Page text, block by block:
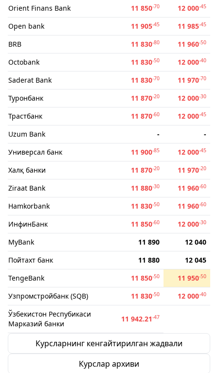
Orient Finans Bank 11 850-70 12 000-45
Open bank 11 905-45 11 985-45
BRB 11 830-80 11 960-50
Octobank 11 830-50 12 000-40
Saderat Bank 11 830-70 11 970-70
Туронбанк 11 870-20 12 000-30
Трастбанк 11 870-60 12 000-45
Uzum Bank -
-
Универсал банк
11 900-85 12 000-45
Халқ банки 11 870-20 11 970-20
Ziraat Bank 11 880-30 11 960-60
Hamkorbank 11 830-50 11 960-60
ИнфинБанк 11 850-60 12 000-30
MyBank 11 890
12 040
Пойтахт банк
11 880
12 045
TengeBank
11 850-50 11 950-50
Узпромстройбанк (SQB) 11 830-50 12 000-40
Ўзбекистон Респубикаси
Марказий банки
11 942.21-47
Курсларнинг кенгайтирилган жадвали
Курслар архиви